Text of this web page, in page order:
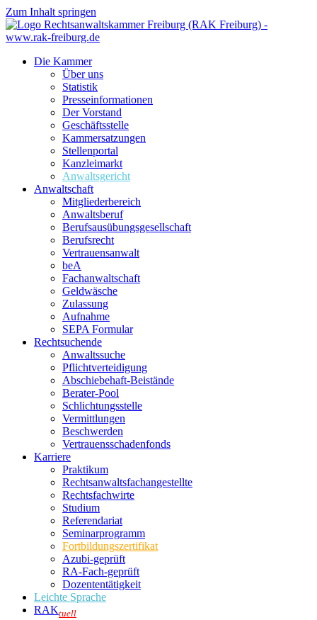
Zum Inhalt springen
Die Kammer
Über uns
Statistik
Presseinformationen
Der Vorstand
Geschäftsstelle
Kammersatzungen
Stellenportal
Kanzleimarkt
Anwaltsgericht
Anwaltschaft
Mitgliederbereich
Anwaltsberuf
Berufsausübungs­gesellschaft
Berufsrecht
Vertrauensanwalt
beA
Fachanwaltschaft
Geldwäsche
Zulassung
Aufnahme
SEPA Formular
Rechtsuchende
Anwaltssuche
Pflichtverteidigung
Abschiebehaft-Beistände
Berater-Pool
Schlichtungsstelle
Vermittlungen
Beschwerden
Vertrauensschadenfonds
Karriere
Praktikum
Rechtsanwalts­fachangestellte
Rechtsfachwirte
Studium
Referendariat
Seminarprogramm
Fortbildungszertifikat
Azubi-geprüft
RA-Fach-geprüft
Dozententätigkeit
Leichte Sprache
RAKtuell